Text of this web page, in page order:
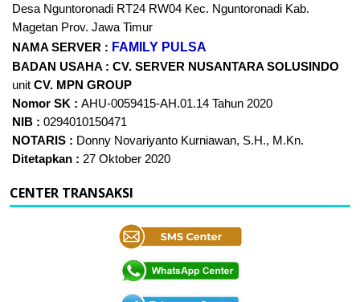
Desa Nguntoronadi RT24 RW04 Kec. Nguntoronadi Kab.
Magetan Prov. Jawa Timur
NAMA SERVER : FAMILY PULSA
BADAN USAHA : CV. SERVER NUSANTARA SOLUSINDO
unit CV. MPN GROUP
Nomor SK : AHU-0059415-AH.01.14 Tahun 2020
NIB : 0294010150471
NOTARIS : Donny Novariyanto Kurniawan, S.H., M.Kn.
Ditetapkan : 27 Oktober 2020
CENTER TRANSAKSI